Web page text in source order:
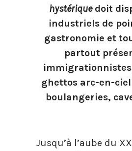
hystériquedoit
industriels de
gastronomie et
partout
ghettos arc-en-
boulangeries,
Jusqu’à l’aube du